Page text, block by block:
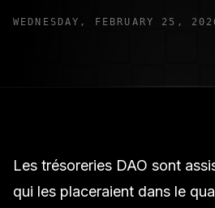
WEDNESDAY, FEBRUARY 25,
Les trésoreries DAO sont
qui les placeraient dans le